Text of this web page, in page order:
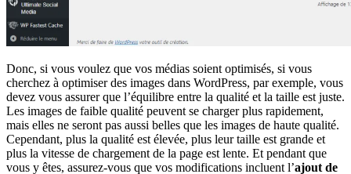
Donc, si vous voulez que vos médias soient optimisés, si vous
cherchez à optimiser des images dans WordPress, par exemple, vous
devez vous assurer que l’équilibre entre la qualité et la taille est juste.
Les images de faible qualité peuvent se charger plus rapidement,
mais elles ne seront pas aussi belles que les images de haute qualité.
Cependant, plus la qualité est élevée, plus leur taille est grande et
plus la vitesse de chargement de la page est lente. Et pendant que
vous y êtes, assurez-vous que vos modifications incluent l’ajout de